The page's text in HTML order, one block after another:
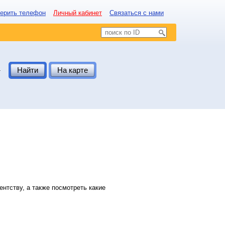
телефон Личный кабинет Связаться с нами
Найти На карте
а также посмотреть какие